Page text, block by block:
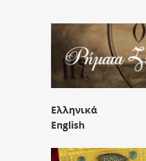
Ελληνικά
English